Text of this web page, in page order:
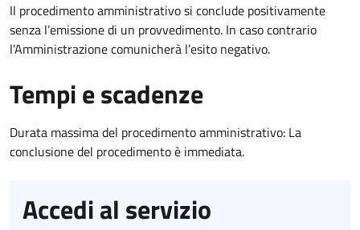
Il procedimento amministrativo si conclude positivamente
senza l’emissione di un provvedimento. In caso contrario
l’Amministrazione comunicherà l’esito negativo.
Tempi e scadenze
Durata massima del procedimento amministrativo: La
conclusione del procedimento è immediata.
Accedi al servizio